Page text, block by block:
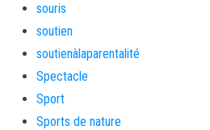
souris
soutien
soutienàlaparentalité
Spectacle
Sport
Sports de nature